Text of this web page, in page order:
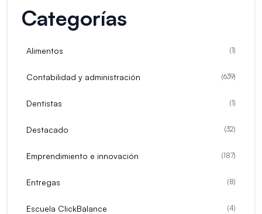
Categorías
Alimentos (1)
Contabilidad y administración (639)
Dentistas (1)
Destacado (32)
Emprendimiento e innovación (187)
Entregas (8)
Escuela ClickBalance (4)